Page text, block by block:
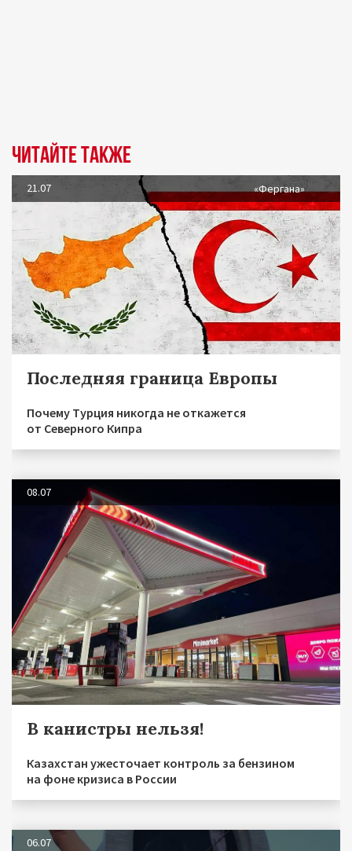
Читайте также
21.07 «Фергана»
Последняя граница Европы
Почему Турция никогда не откажется
от Северного Кипра
08.07
В канистры нельзя!
Казахстан ужесточает контроль за бензином
на фоне кризиса в России
06.07